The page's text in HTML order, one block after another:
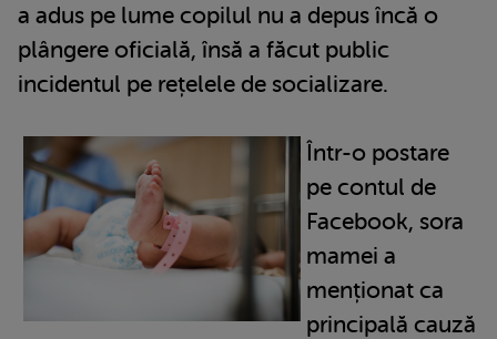
a adus pe lume copilul nu a depus încă o
plângere oficială, însă a făcut public
incidentul pe rețelele de socializare.
Într-o postare
pe contul de
Facebook, sora
mamei a
menționat ca
principală cauză